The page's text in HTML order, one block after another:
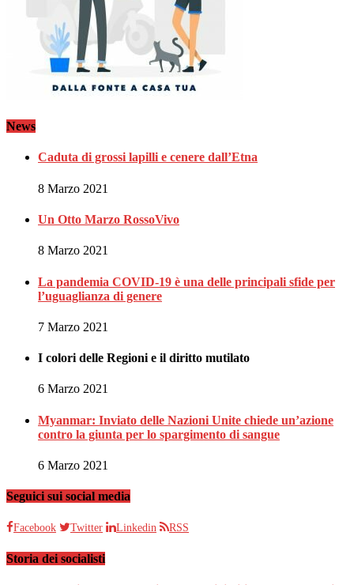
News
Caduta di grossi lapilli e cenere dall’Etna
8 Marzo 2021
Un Otto Marzo RossoVivo
8 Marzo 2021
La pandemia COVID-19 è una delle principali sfide per
l’uguaglianza di genere
7 Marzo 2021
I colori delle Regioni e il diritto mutilato
6 Marzo 2021
Myanmar: Inviato delle Nazioni Unite chiede un’azione
contro la giunta per lo spargimento di sangue
6 Marzo 2021
Seguici sui social media
Facebook Twitter Linkedin RSS
Storia dei socialisti